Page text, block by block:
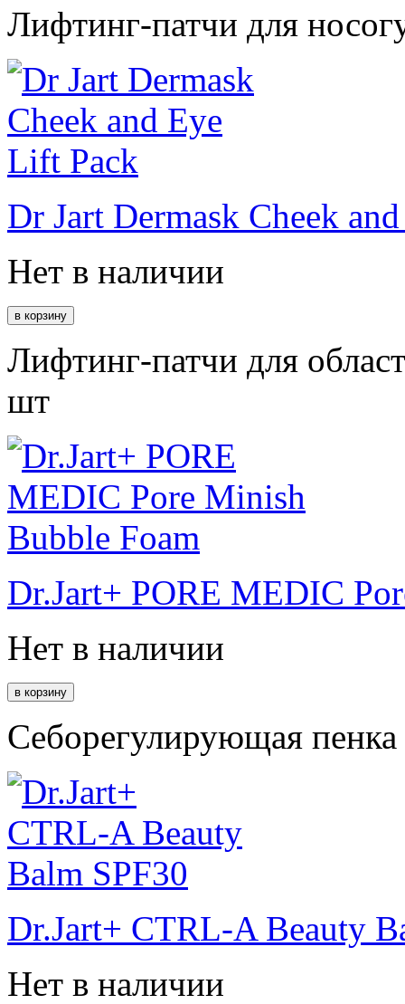
Лифтинг-патчи для
Dr Jart Dermask Cheek
Нет в наличии
Лифтинг-патчи для
шт
Dr.Jart+ PORE MEDIC
Нет в наличии
Себорегулирующая
Dr.Jart+ CTRL-A Beauty
Нет в наличии